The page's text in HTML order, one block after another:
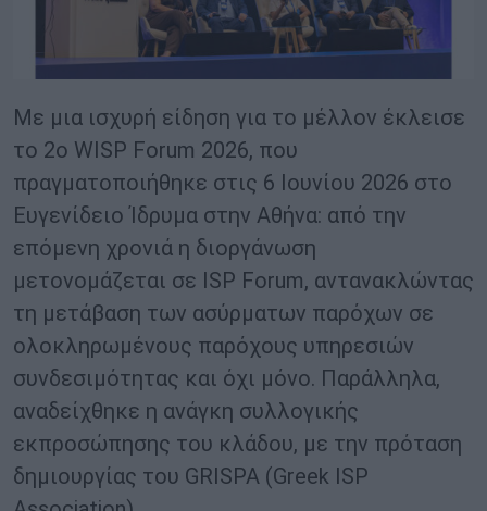
Με μια ισχυρή είδηση για το μέλλον έκλεισε
το 2ο WISP Forum 2026, που
πραγματοποιήθηκε στις 6 Ιουνίου 2026 στο
Ευγενίδειο Ίδρυμα στην Αθήνα: από την
επόμενη χρονιά η διοργάνωση
μετονομάζεται σε ISP Forum, αντανακλώντας
τη μετάβαση των ασύρματων παρόχων σε
ολοκληρωμένους παρόχους υπηρεσιών
συνδεσιμότητας και όχι μόνο. Παράλληλα,
αναδείχθηκε η ανάγκη συλλογικής
εκπροσώπησης του κλάδου, με την πρόταση
δημιουργίας του GRISPA (Greek ISP